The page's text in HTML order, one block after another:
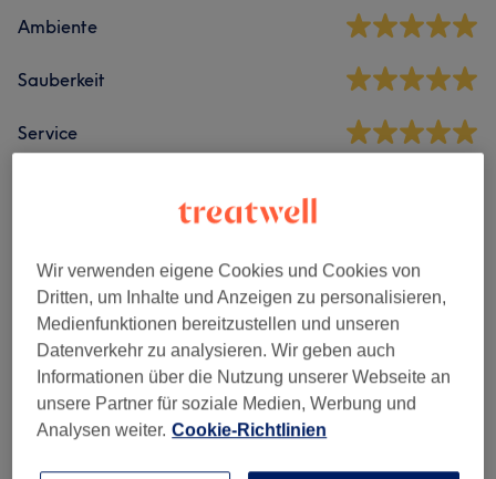
Ambiente
Sauberkeit
Service
Bewertung Nach Sternen filtern
Verifizierte Bewertungen
Geschrieben von unseren Kunden, damit du weißt, was
dich in jedem Salon erwartet.
Wir verwenden eigene Cookies und Cookies von
Dritten, um Inhalte und Anzeigen zu personalisieren,
Medienfunktionen bereitzustellen und unseren
Datenverkehr zu analysieren. Wir geben auch
Informationen über die Nutzung unserer Webseite an
unsere Partner für soziale Medien, Werbung und
Analysen weiter. Cookie-Richtlinien